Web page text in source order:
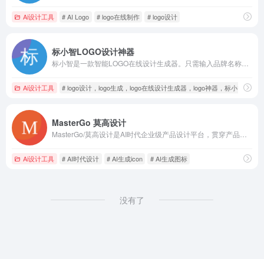
Ai设计工具 # AI Logo # logo在线制作 # logo设计
标小智LOGO设计神器
Ai设计工具 # logo设计，logo生成，logo在线设计生成器，logo神器，标小智"
MasterGo 莫高设计
Ai设计工具 # AI时代设计 # AI生成icon # AI生成图标
没有了